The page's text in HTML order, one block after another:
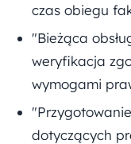
czas obiegu
"Bieżąca
weryfikacja
wymogami
dotyczących